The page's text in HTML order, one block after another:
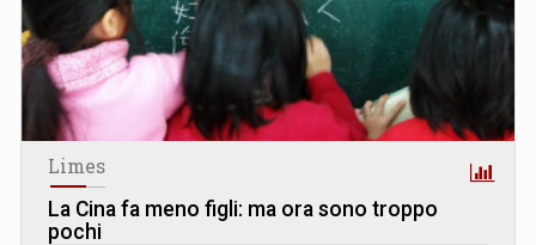
Limes
La Cina fa meno figli: ma ora sono troppo
pochi